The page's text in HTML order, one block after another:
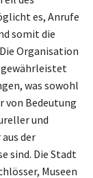
es, Anrufe
somit die
Organisation
gewährleistet
was sowohl
von Bedeutung
und
der
sind. Die Stadt
Museen